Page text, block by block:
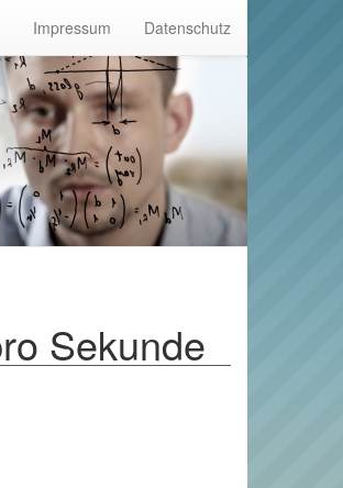
Impressum Datenschutz
Sekunde